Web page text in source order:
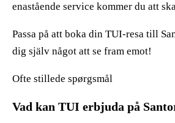
enastående service kommer du att
Passa på att boka din TUI-resa till
dig själv något att se fram emot!
Ofte stillede spørgsmål
Vad kan TUI erbjuda på